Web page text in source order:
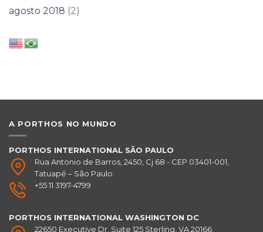
agosto 2018 (2)
A PORTHOS NO MUNDO
PORTHOS INTERNATIONAL SÃO PAULO
Rua Antonio de Barros, 2450, Cj 68 - CEP 03401-001,
Tatuapé – Sâo Paulo
+55 11 3197-4799
PORTHOS INTERNATIONAL WASHINGTON DC
22650 Executive Dr. Suite 125 Sterling, VA 20166